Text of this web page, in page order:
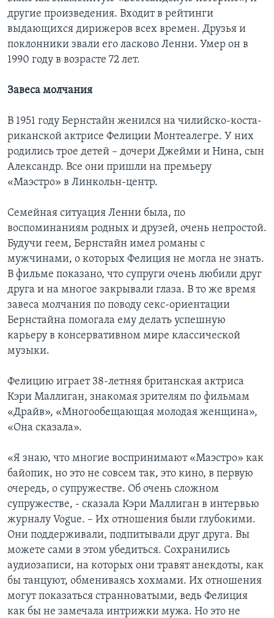
другие произведения. Входит в рейтинги
выдающихся дирижеров всех времен. Друзья и
поклонники звали его ласково Ленни. Умер он в
1990 году в возрасте 72 лет.
Завеса молчания
В 1951 году Бернстайн женился на чилийско-коста-
риканской актрисе Фелиции Монтеалегре. У них
родились трое детей – дочери Джейми и Нина, сын
Александр. Все они пришли на премьеру
«Маэстро» в Линкольн-центр.
Семейная ситуация Ленни была, по
воспоминаниям родных и друзей, очень непростой.
Будучи геем, Бернстайн имел романы с
мужчинами, о которых Фелиция не могла не знать.
В фильме показано, что супруги очень любили друг
друга и на многое закрывали глаза. В то же время
завеса молчания по поводу секс-ориентации
Бернстайна помогала ему делать успешную
карьеру в консервативном мире классической
музыки.
Фелицию играет 38-летняя британская актриса
Кэри Маллиган, знакомая зрителям по фильмам
«Драйв», «Многообещающая молодая женщина»,
«Она сказала».
«Я знаю, что многие воспринимают «Маэстро» как
байопик, но это не совсем так, это кино, в первую
очередь, о супружестве. Об очень сложном
супружестве, - сказала Кэри Маллиган в интервью
журналу Vogue. – Их отношения были глубокими.
Они поддерживали, подпитывали друг друга. Вы
можете сами в этом убедиться. Сохранились
аудиозаписи, на которых они травят анекдоты, как
бы танцуют, обмениваясь хохмами. Их отношения
могут показаться странноватыми, ведь Фелиция
как бы не замечала интрижки мужа. Но это не